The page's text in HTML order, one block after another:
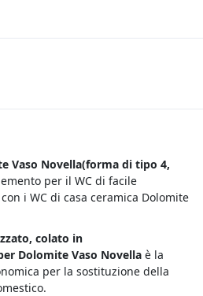
Vaso Novella(forma di tipo 4,
per il WC di facile
i WC di casa ceramica Dolomite
colato in
Dolomite Vaso Novellaè la
per la sostituzione della